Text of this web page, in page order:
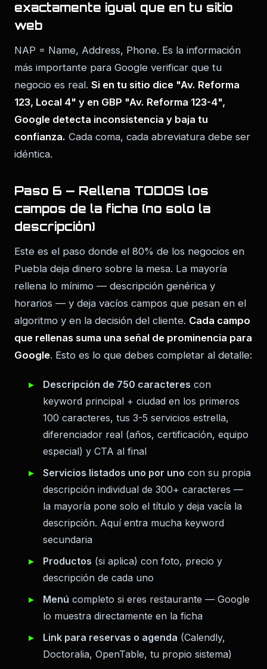
exactamente igual que en tu sitio
web
NAP = Name, Address, Phone. Es la información
más importante para Google verificar que tu
negocio es real. Si en tu sitio dice "Av. Reforma
123, Local 4" y en GBP "Av. Reforma 123-4",
Google detecta inconsistencia y baja tu
confianza. Cada coma, cada abreviatura debe ser
idéntica.
Paso 6 — Rellena TODOS los
campos de la ficha (no solo la
descripción)
Este es el paso donde el 80% de los negocios en
Puebla deja dinero sobre la mesa. La mayoría
rellena lo mínimo — descripción genérica y
horarios — y deja vacíos campos que pesan en el
algoritmo y en la decisión del cliente. Cada campo
que rellenas suma una señal de prominencia para
Google. Esto es lo que debes completar al detalle:
Descripción de 750 caracteres con
keyword principal + ciudad en los primeros
100 caracteres, tus 3-5 servicios estrella,
diferenciador real (años, certificación, equipo
especial) y CTA al final
Servicios listados uno por uno con su propia
descripción individual de 300+ caracteres —
la mayoría pone solo el título y deja vacía la
descripción. Aquí entra mucha keyword
secundaria
Productos (si aplica) con foto, precio y
descripción de cada uno
Menú completo si eres restaurante — Google
lo muestra directamente en la ficha
Link para reservas o agenda (Calendly,
Doctoralia, OpenTable, tu propio sistema)